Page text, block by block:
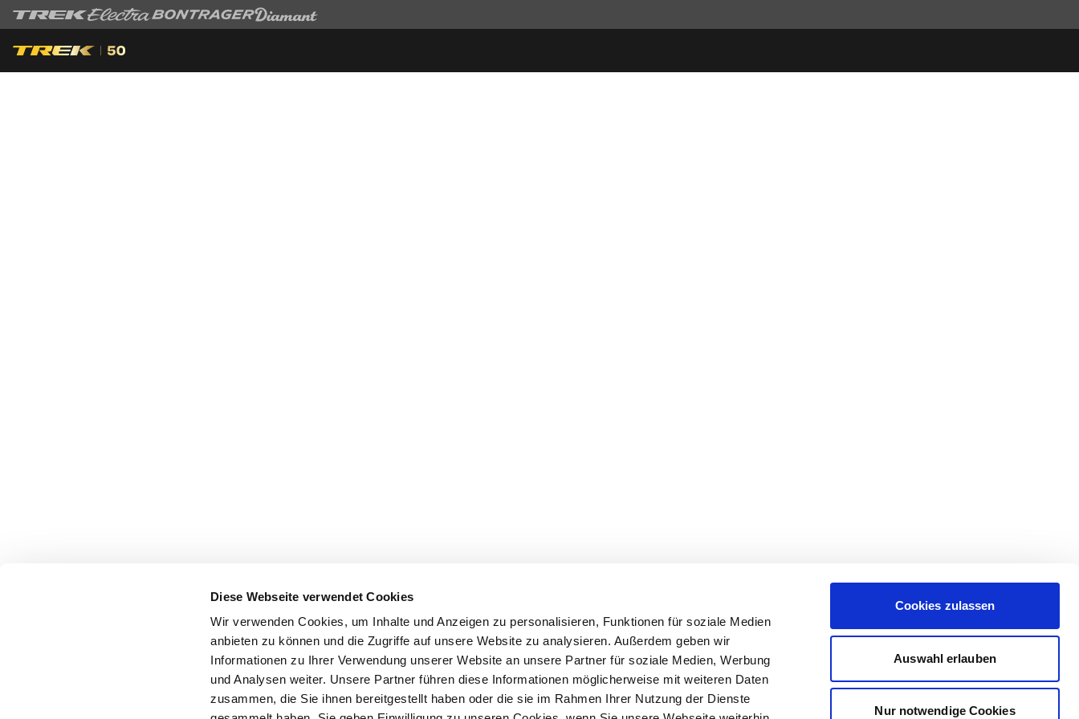
Diese Webseite verwendet Cookies
Wir verwenden Cookies, um Inhalte und Anzeigen zu personalisieren, Funktionen für soziale Medien
anbieten zu können und die Zugriffe auf unsere Website zu analysieren. Außerdem geben wir
Informationen zu Ihrer Verwendung unserer Website an unsere Partner für soziale Medien, Werbung
und Analysen weiter. Unsere Partner führen diese Informationen möglicherweise mit weiteren Daten
zusammen, die Sie ihnen bereitgestellt haben oder die sie im Rahmen Ihrer Nutzung der Dienste
Cookies zulassen
Auswahl erlauben
Nur notwendige Cookies